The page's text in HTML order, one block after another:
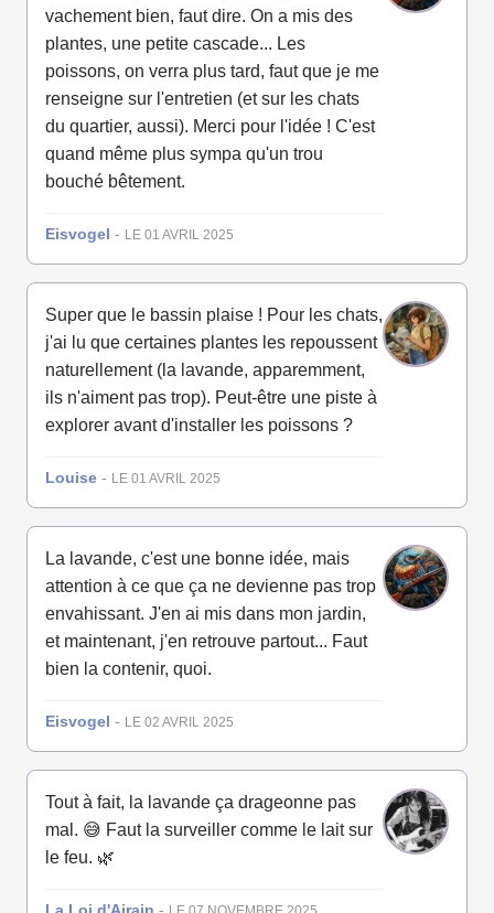
vachement bien, faut dire. On a mis des
plantes, une petite cascade... Les
poissons, on verra plus tard, faut que je me
renseigne sur l'entretien (et sur les chats
du quartier, aussi). Merci pour l'idée ! C'est
quand même plus sympa qu'un trou
bouché bêtement.
Eisvogel - LE 01 AVRIL 2025
Super que le bassin plaise ! Pour les chats,
j'ai lu que certaines plantes les repoussent
naturellement (la lavande, apparemment,
ils n'aiment pas trop). Peut-être une piste à
explorer avant d'installer les poissons ?
Louise - LE 01 AVRIL 2025
La lavande, c'est une bonne idée, mais
attention à ce que ça ne devienne pas trop
envahissant. J'en ai mis dans mon jardin,
et maintenant, j'en retrouve partout... Faut
bien la contenir, quoi.
Eisvogel - LE 02 AVRIL 2025
Tout à fait, la lavande ça drageonne pas
mal. 😅 Faut la surveiller comme le lait sur
le feu. 🌿